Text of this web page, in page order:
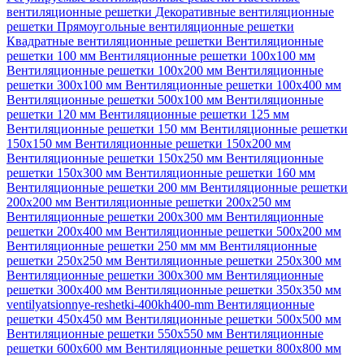
вентиляционные решетки Декоративные вентиляционные
решетки Прямоугольные вентиляционные решетки
Квадратные вентиляционные решетки Вентиляционные
решетки 100 мм Вентиляционные решетки 100х100 мм
Вентиляционные решетки 100х200 мм Вентиляционные
решетки 300х100 мм Вентиляционные решетки 100х400 мм
Вентиляционные решетки 500х100 мм Вентиляционные
решетки 120 мм Вентиляционные решетки 125 мм
Вентиляционные решетки 150 мм Вентиляционные решетки
150х150 мм Вентиляционные решетки 150х200 мм
Вентиляционные решетки 150х250 мм Вентиляционные
решетки 150х300 мм Вентиляционные решетки 160 мм
Вентиляционные решетки 200 мм Вентиляционные решетки
200х200 мм Вентиляционные решетки 200х250 мм
Вентиляционные решетки 200х300 мм Вентиляционные
решетки 200х400 мм Вентиляционные решетки 500х200 мм
Вентиляционные решетки 250 мм мм Вентиляционные
решетки 250х250 мм Вентиляционные решетки 250х300 мм
Вентиляционные решетки 300х300 мм Вентиляционные
решетки 300х400 мм Вентиляционные решетки 350х350 мм
ventilyatsionnye-reshetki-400kh400-mm Вентиляционные
решетки 450х450 мм Вентиляционные решетки 500х500 мм
Вентиляционные решетки 550х550 мм Вентиляционные
решетки 600х600 мм Вентиляционные решетки 800х800 мм